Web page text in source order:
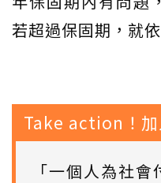
若超過保固期，就
Take action！加
「一個人為社